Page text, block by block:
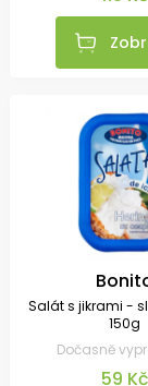
Salát s jikrami -
150g
Dočasně
59 Kč